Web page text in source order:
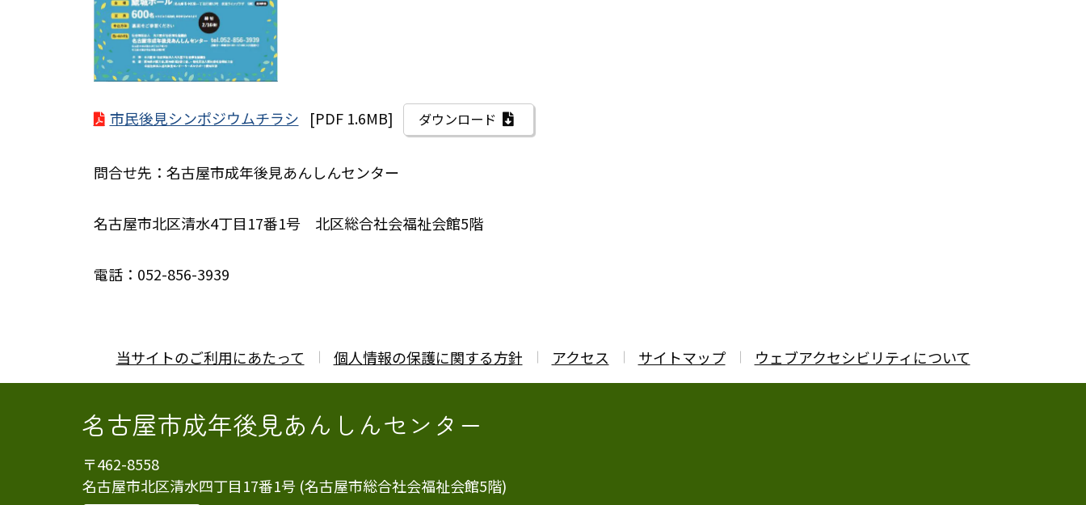
市民後見シンポジウムチラシ [PDF 1.6MB] ダウンロード
問合せ先：名古屋市成年後見あんしんセンター
名古屋市北区清水4丁目17番1号 北区総合社会福祉会館5階
電話：052-856-3939
当サイトのご利用にあたって 個人情報の保護に関する方針 アクセス サイトマップ ウェブアクセシビリティについて
名古屋市成年後見あんしんセンター
〒462-8558
名古屋市北区清水四丁目17番1号 (名古屋市総合社会福祉会館5階)